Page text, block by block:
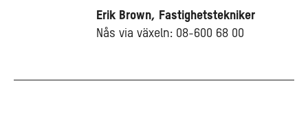
Erik Brown, Fastighetstekniker
Nås via växeln: 08-600 68 00